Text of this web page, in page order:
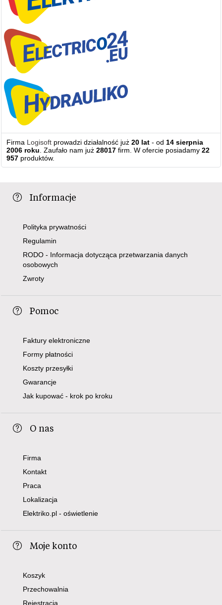
Firma Logisoft prowadzi działalność już20 lat - od 14 sierpnia
2006 roku . Zaufało nam już28017 firm. W ofercie posiadamy22
957 produktów.
Informacje
Polityka prywatności
Regulamin
RODO - Informacja dotycząca przetwarzania danych
osobowych
Zwroty
Pomoc
Faktury elektroniczne
Formy płatności
Koszty przesyłki
Gwarancje
Jak kupować - krok po kroku
O nas
Firma
Kontakt
Praca
Lokalizacja
Elektriko.pl - oświetlenie
Moje konto
Koszyk
Przechowalnia
Rejestracja